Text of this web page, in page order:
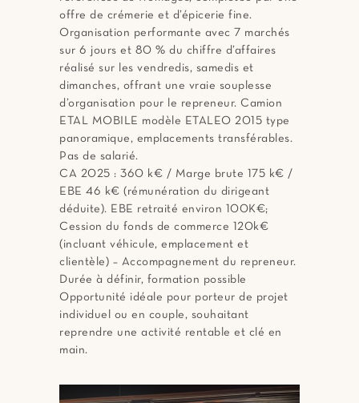
offre de crémerie et d’épicerie fine.
Organisation performante avec 7 marchés
sur 6 jours et 80 % du chiffre d’affaires
réalisé sur les vendredis, samedis et
dimanches, offrant une vraie souplesse
d’organisation pour le repreneur. Camion
ETAL MOBILE modèle ETALEO 2015 type
panoramique, emplacements transférables.
Pas de salarié.
CA 2025 : 360 k€ / Marge brute 175 k€ /
EBE 46 k€ (rémunération du dirigeant
déduite). EBE retraité environ 100K€;
Cession du fonds de commerce 120k€
(incluant véhicule, emplacement et
clientèle) – Accompagnement du repreneur.
Durée à définir, formation possible
Opportunité idéale pour porteur de projet
individuel ou en couple, souhaitant
reprendre une activité rentable et clé en
main.